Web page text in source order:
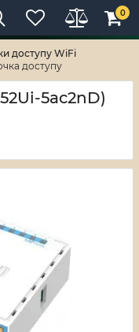
RV-ZAFT
0
доступу WiFi
доступу
5ac2nD)